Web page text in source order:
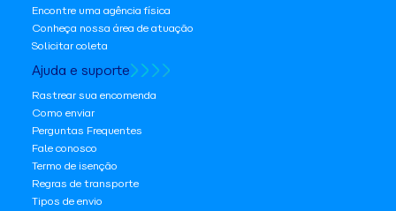
Encontre uma agência física
Conheça nossa área de atuação
Solicitar coleta
Ajuda e suporte
Rastrear sua encomenda
Como enviar
Perguntas Frequentes
Fale conosco
Termo de isenção
Regras de transporte
Tipos de envio